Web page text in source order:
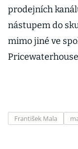
prodejních
nástupem do
mimo jiné ve
František Mala